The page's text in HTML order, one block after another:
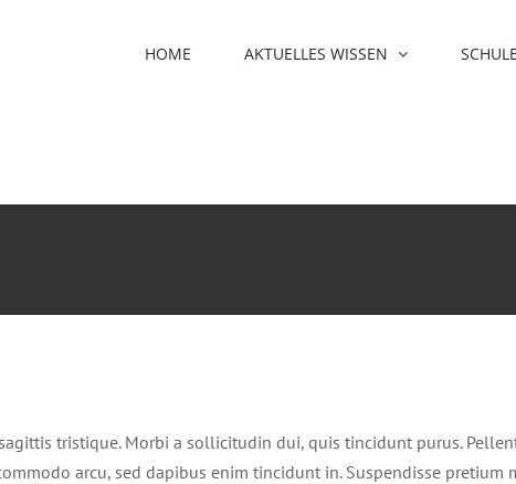
HOME AKTUELLES WISSEN
tristique. Morbi a sollicitudin dui, quis tincidunt purus.
arcu, sed dapibus enim tincidunt in. Suspendisse